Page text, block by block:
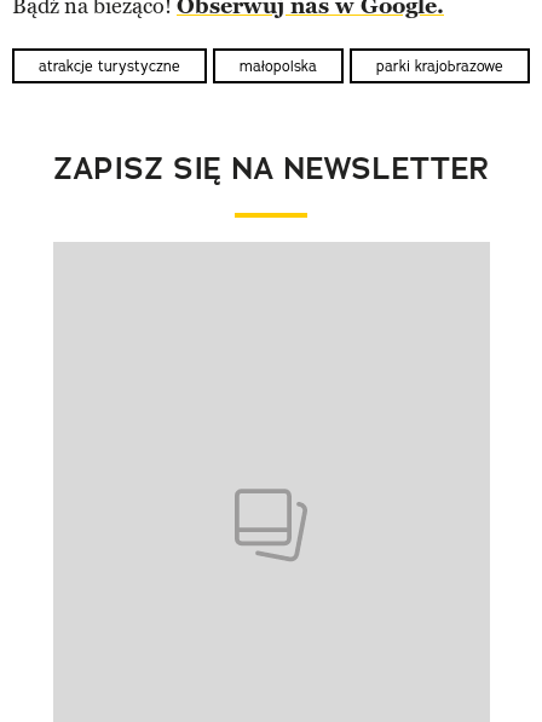
Bądź na bieżąco! Obserwuj nas w Google.
atrakcje turystyczne małopolska parki krajobrazowe
ZAPISZ SIĘ NA NEWSLETTER